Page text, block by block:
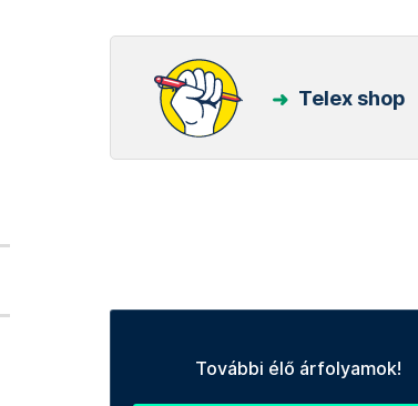
Telex shop
További élő árfolyamok!